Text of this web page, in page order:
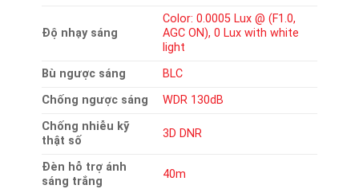
Độ nhạy sáng
Color: 0.0005 Lux @ (F1.0,
AGC ON), 0 Lux with white
light
Bù ngược sáng
BLC
Chống ngược sáng
WDR 130dB
Chống nhiễu kỹ
thật số
3D DNR
Đèn hỗ trợ ánh
sáng trắng
40m